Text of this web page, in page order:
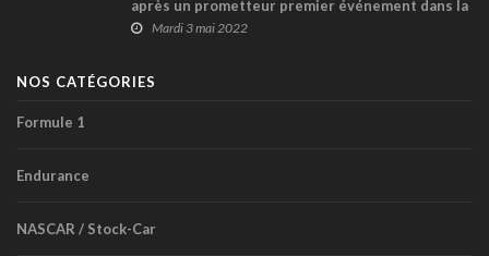
après un prometteur premier événement dans la
série (+ vidéos)
Mardi 3 mai 2022
NOS CATÉGORIES
Formule 1
Endurance
NASCAR / Stock-Car